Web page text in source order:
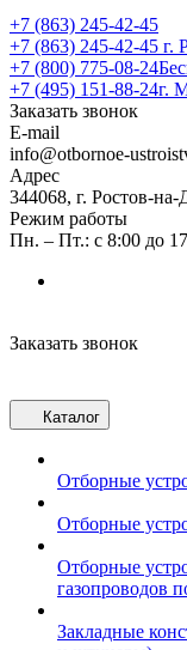
+7 (863) 245-42-45
+7 (863) 245-42-45 г.
+7 (800) 775-08-24
+7 (495) 151-88-24г.
Заказать звонок
E-mail
info@otbornoe-
Адрес
344068, г. Ростов-
Режим работы
Пн. – Пт.: с 8:00 до
Заказать звонок
Каталог
Отборные
Отборные
Отборные
газопроводов
Закладные